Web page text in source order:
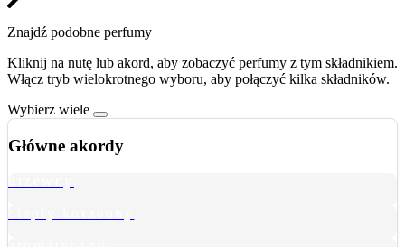
Znajdź podobne perfumy
Kliknij na nutę lub akord, aby zobaczyć perfumy z tym składnikiem.
Włącz tryb wielokrotnego wyboru, aby połączyć kilka składników.
Wybierz wiele
Główne akordy